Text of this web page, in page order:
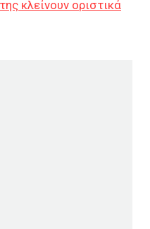
κλείνουν οριστικά